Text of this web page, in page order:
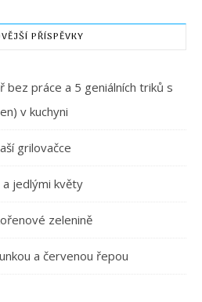
PŘÍSPĚVKY
bez práce a 5 geniálních triků s
v kuchyni
grilovačce
jedlými květy
zelenině
a červenou řepou